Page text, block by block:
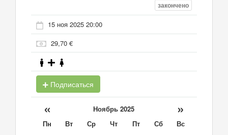
закончено
15 ноя 2025 20:00
29,70 €
Подписаться
« Ноябрь 2025 »
Пн Вт Ср Чт Пт Сб
Вс